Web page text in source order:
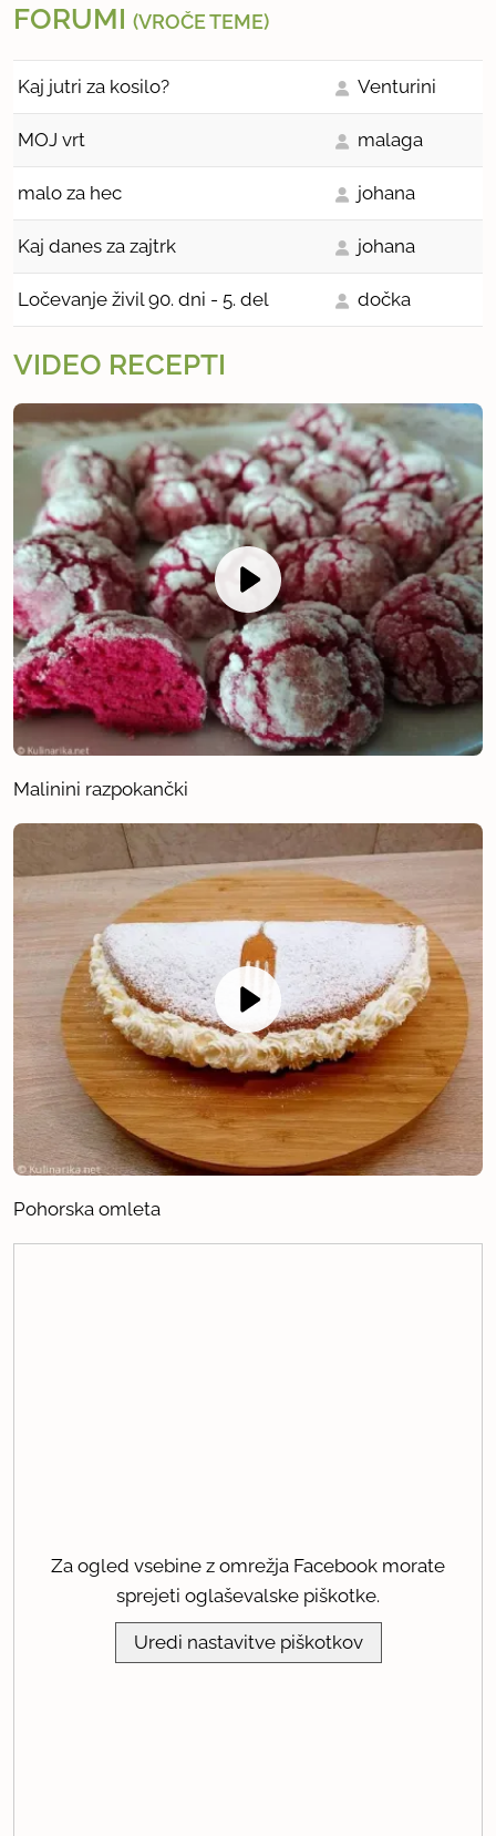
FORUMI (VROČE TEME)
Kaj jutri za kosilo? Venturini
MOJ vrt malaga
malo za hec johana
Kaj danes za zajtrk johana
Ločevanje živil 90. dni - 5. del dočka
VIDEO RECEPTI
Malinini razpokančki
Pohorska omleta
Za ogled vsebine z omrežja Facebook morate
sprejeti oglaševalske piškotke.
Uredi nastavitve piškotkov